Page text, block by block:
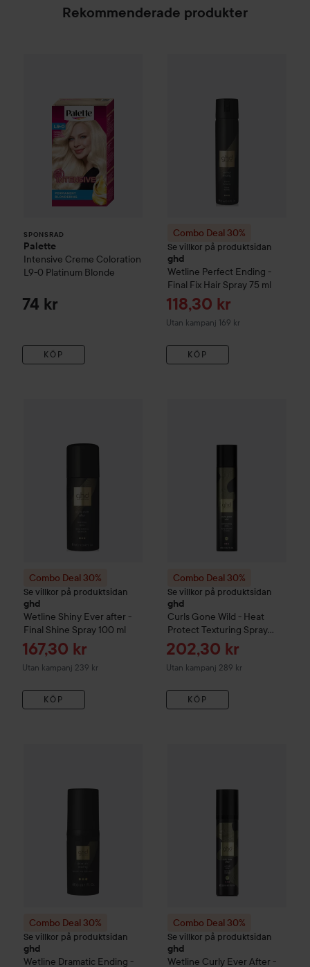
Rekommenderade produkter
SPONSRAD
Palette
Intensive Creme Coloration
L9-0 Platinum Blonde
74 kr
KÖP
Combo Deal 30%
Se villkor på produktsidan
ghd
Wetline Perfect Ending -
Final Fix Hair Spray75 ml
Reapris
118,30 kr
Utan kampanj 169 kr
KÖP
Combo Deal 30%
Se villkor på produktsidan
ghd
Wetline Shiny Ever after -
Final Shine Spray 100 ml
Reapris
167,30 kr
Utan kampanj 239 kr
KÖP
Combo Deal 30%
Se villkor på produktsidan
ghd
Curls Gone Wild - Heat
Protect Texturing Spray
200 ml
Reapris
202,30 kr
Utan kampanj 289 kr
KÖP
Combo Deal 30%
Se villkor på produktsidan
ghd
Wetline Dramatic Ending -
Combo Deal 30%
Se villkor på produktsidan
ghd
Wetline Curly Ever After -